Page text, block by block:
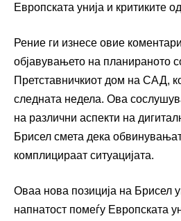
Европската унија и критиките
Рение ги изнесе овие
објавувањето на планираното
Претставничкиот дом на САД,
следната недела. Ова
на различни аспекти на
Брисел смета дека
комплицираат ситуацијата.
Оваа нова позиција на Брисел
напнатост помеѓу Европската